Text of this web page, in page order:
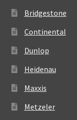
Bridgestone
Continental
Dunlop
Heidenau
Maxxis
Metzeler